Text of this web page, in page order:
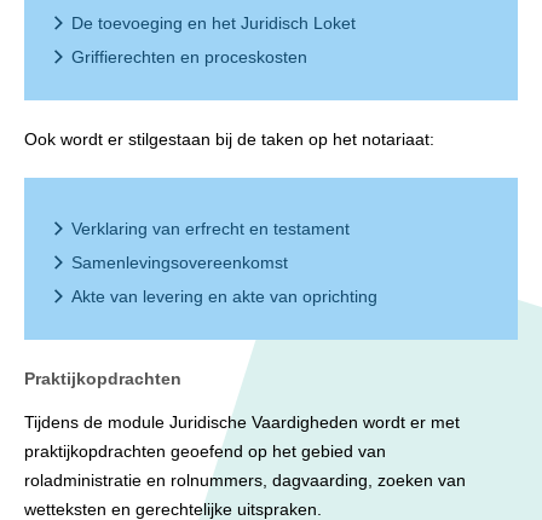
De toevoeging en het Juridisch Loket
Griffierechten en proceskosten
Ook wordt er stilgestaan bij de taken op het notariaat:
Verklaring van erfrecht en testament
Samenlevingsovereenkomst
Akte van levering en akte van oprichting
Praktijkopdrachten
Tijdens de module Juridische Vaardigheden wordt er met
praktijkopdrachten geoefend op het gebied van
roladministratie en rolnummers, dagvaarding, zoeken van
wetteksten en gerechtelijke uitspraken.